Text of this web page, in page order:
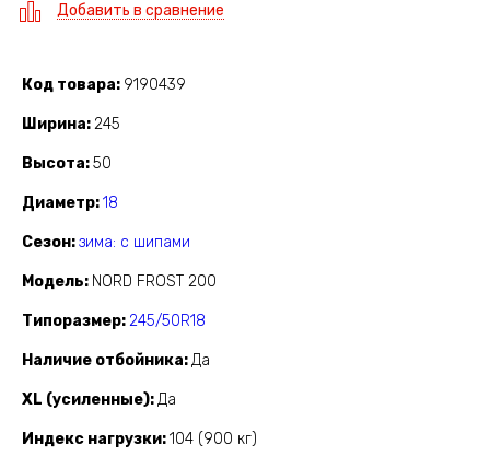
Добавить в сравнение
Код товара 9190439
Ширина 245
Высота 50
Диаметр 18
Сезон зима: с шипами
Модель NORD FROST 200
Типоразмер 245/50R18
Наличие отбойника Да
XL (усиленные) Да
Индекс нагрузки 104 (900 кг)